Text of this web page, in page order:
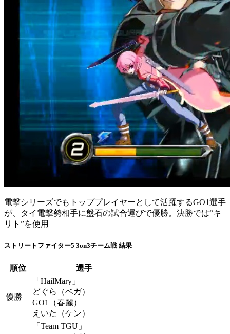
電撃シリーズでもトッププレイヤーとして活躍するGO1選手
が、タイ電撃勢相手に盤石の試合運びで優勝。決勝では“キ
リト”を使用
ストリートファイター5 3on3チーム戦 結果
順位 選手
優勝
「HailMary」
どぐら（ベガ）
GO1（春麗）
えいた（ケン）
「Team TGU」